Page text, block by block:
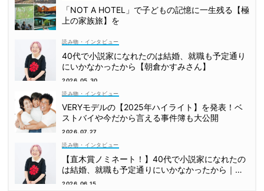
「NOT A HOTEL」で子どもの記憶に一生残る【極
上の家族旅】を
読み物・インタビュー
40代で小説家になれたのは結婚、就職も予定通り
にいかなかったから【朝倉かすみさん】
2026.05.30
読み物・インタビュー
VERYモデルの【2025年ハイライト】を発表！ベ
ストバイや今だから言える事件簿も大公開
2026.07.27
読み物・インタビュー
【直木賞ノミネート！】40代で小説家になれたの
は結婚、就職も予定通りにいかなかったから｜朝
倉かすみさん
2026.06.15